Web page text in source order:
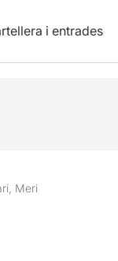
i entrades
Meri